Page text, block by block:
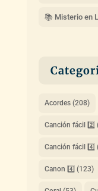
📚 Misterio en
Acordes(208)
Canción fácil 2️⃣
Canción fácil 4️⃣
Canon 4️⃣ (123)